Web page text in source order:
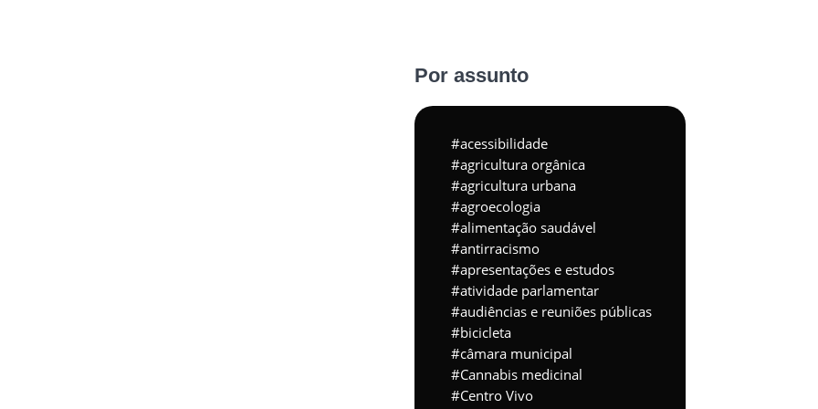
Por assunto
acessibilidade
agricultura orgânica
agricultura urbana
agroecologia
alimentação saudável
antirracismo
apresentações e estudos
atividade parlamentar
audiências e reuniões públicas
bicicleta
câmara municipal
Cannabis medicinal
Centro Vivo